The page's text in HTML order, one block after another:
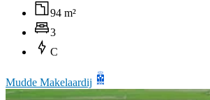
94 m²
3
C
Mudde Makelaardij